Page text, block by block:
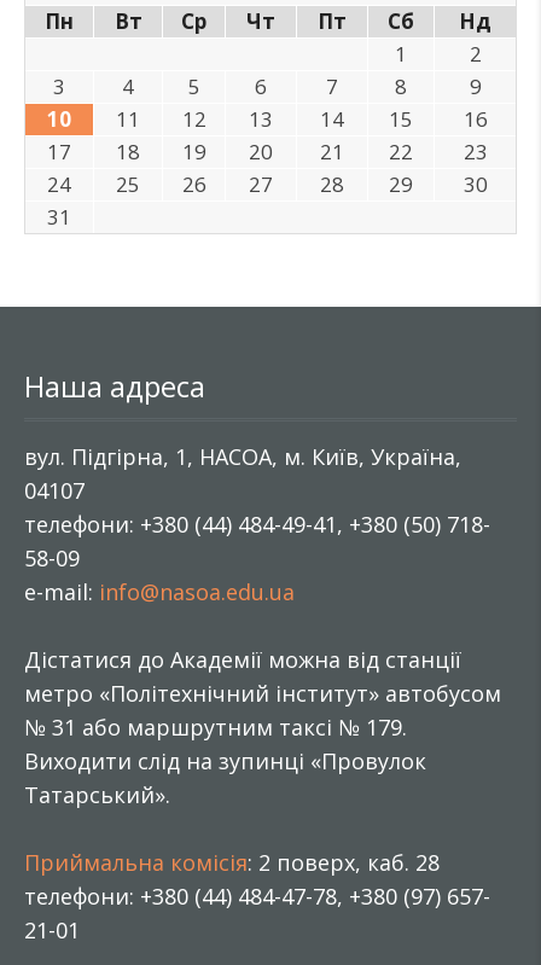
Пн
Вт Ср Чт Пт Сб
Нд
1
2
3
4 5 6 7 8
9
10
11 12 13 14 15
16
17
18 19 20 21 22
23
24
25 26 27 28 29
30
31
Наша адреса
вул. Підгірна, 1, НАСОА, м. Київ, Україна,
04107
телефони: +380 (44) 484-49-41, +380 (50) 718-
58-09
e-mail: info@nasoa.edu.ua
Дістатися до Академії можна від станції
метро «Політехнічний інститут» автобусом
№ 31 або маршрутним таксі № 179.
Виходити слід на зупинці «Провулок
Татарський».
Приймальна комісія: 2 поверх, каб. 28
телефони: +380 (44) 484-47-78, +380 (97) 657-
21-01